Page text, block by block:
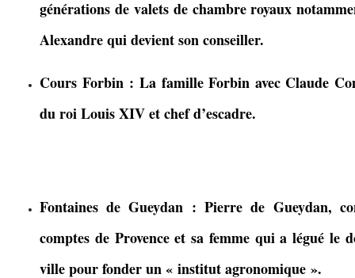
générations de valets de chambre royaux
Alexandre qui devient son conseiller.
Cours Forbin : La famille Forbin avec Claude
du roi Louis XIV et chef d’escadre.
Fontaines de Gueydan : Pierre de Gueydan,
comptes de Provence et sa femme qui a légué le
ville pour fonder un « institut agronomique ».